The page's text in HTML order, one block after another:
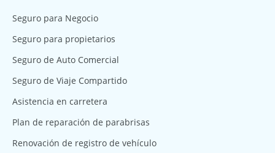
Seguro para Negocio
Seguro para propietarios
Seguro de Auto Comercial
Seguro de Viaje Compartido
Asistencia en carretera
Plan de reparación de parabrisas
Renovación de registro de vehículo